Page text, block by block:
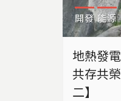
開發 能源
地熱發
共存共
二】